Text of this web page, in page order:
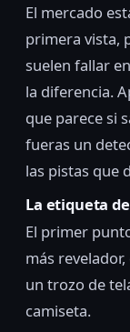
El mercado
primera vista,
suelen fallar
la diferencia.
que parece si
fueras un
las pistas que
La etiqueta
El primer
más
un trozo de
camiseta.